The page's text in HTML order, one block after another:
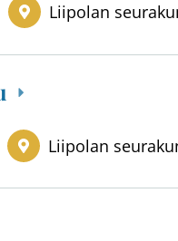
Liipolan
Liipolan